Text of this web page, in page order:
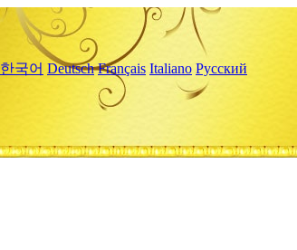
한국어 Deutsch Français Italiano Русский